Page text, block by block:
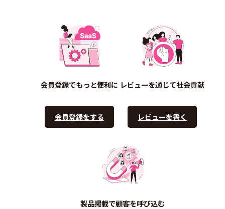
会員登録でもっと便利に
会員登録をする
レビューを通じて社会貢献
レビューを書く
製品掲載で顧客を呼び込む